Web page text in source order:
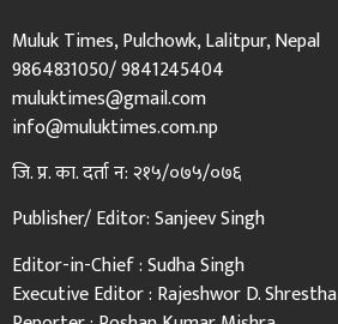
Muluk Times, Pulchowk, Lalitpur, Nepal
9864831050/ 9841245404
muluktimes@gmail.com
info@muluktimes.com.np
जि. प्र. का. दर्ता न: २१५/०७५/०७६
Publisher/ Editor: Sanjeev Singh
Editor-in-Chief : Sudha Singh
Executive Editor : Rajeshwor D. Shrestha